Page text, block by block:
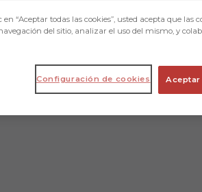
“Aceptar todas las cookies”, usted acepta que las
del sitio, analizar el uso del mismo, y
Configuración de cookies